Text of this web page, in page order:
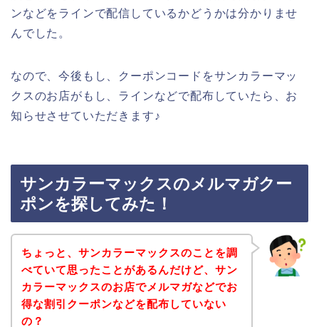
ンなどをラインで配信しているかどうかは分かりませ
んでした。
なので、今後もし、クーポンコードをサンカラーマッ
クスのお店がもし、ラインなどで配布していたら、お
知らせさせていただきます♪
サンカラーマックスのメルマガクー
ポンを探してみた！
ちょっと、サンカラーマックスのことを調
べていて思ったことがあるんだけど、サン
カラーマックスのお店でメルマガなどでお
得な割引クーポンなどを配布していない
の？